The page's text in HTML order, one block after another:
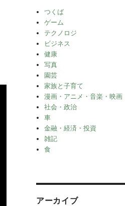
つくば
ゲーム
テクノロジ
ビジネス
健康
写真
園芸
家族と子育て
漫画・アニメ・音楽・映画
社会・政治
車
金融・経済・投資
雑記
食
アーカイブ